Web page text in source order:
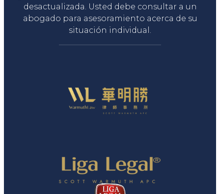
desactualizada. Usted debe consultar a un
abogado para asesoramiento acerca de su
situación individual.